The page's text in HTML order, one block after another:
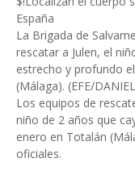
España
La Brigada de
rescatar a Julen, el
estrecho y profundo
(Málaga). (EFE/
Los equipos de
niño de 2 años que
enero en Totalán
oficiales.